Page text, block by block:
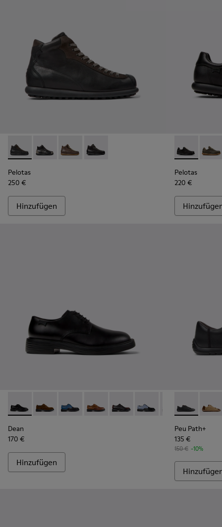
Pelotas - 33766-125 - Schwarze Stiefeletten aus pflanzlich
Pelotas - 33766-128
Pelotas - 33766-126
Pelotas - 33766-123
Pelotas
250 €
Hinzufügen
Pelotas -
Pelotas
220 €
Dean - K100979-001 - Schwarze Lederschuhe für Herren.
Dean - K100979-027
Dean - K100979-026 - Mehrfarbige
Dean - K100979-025 - Braune
Dean - K100979-022 -
Dean - K100979-016
Dean - K100979-
Dean -
Dean
170 €
Hinzufügen
Peu Path+ -
Peu
Peu Path+
135 €
150 € -10%